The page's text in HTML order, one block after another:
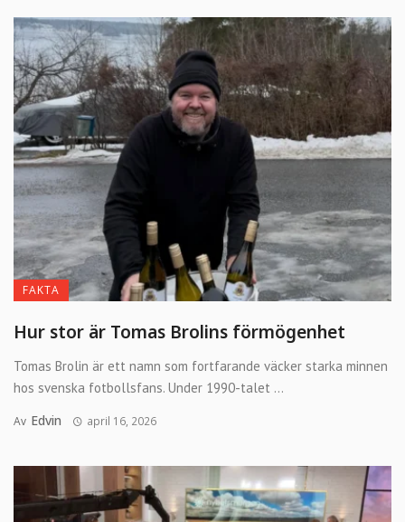
FAKTA
Hur stor är Tomas Brolins förmögenhet
Tomas Brolin är ett namn som fortfarande väcker starka minnen
hos svenska fotbollsfans. Under 1990-talet ...
Av Edvin april 16, 2026